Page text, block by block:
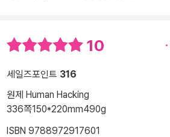
10
세일즈포인트 316
원제 Human Hacking
336쪽150*220mm490g
ISBN 9788972917601